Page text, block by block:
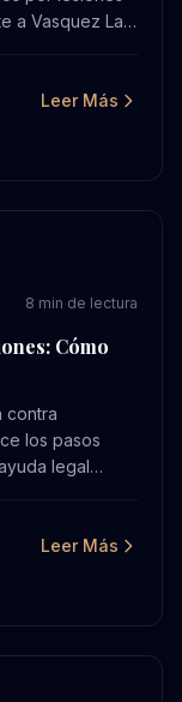
a Vasquez Law
Leer Más
Cómo Proteger
8 min de lectura
Cómo
contra
los pasos
legal
Leer Más
Guía Legal